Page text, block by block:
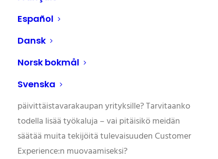
Español
Dansk
Norsk bokmål
Svenska
edessä. Vuoteen 2030 mennessä uudet
odotukset ja globaalit ostokäyttäytymismallit
muuttavat perusteellisesti tapaa, jolla asiakkaat
mitä tämä tarkoittaa käytännössä suurille
päivittäistavarakaupan yrityksille? Tarvitaanko
todella lisää työkaluja – vai pitäisikö meidän
säätää muita tekijöitä tulevaisuuden Customer
Experience:n muovaamiseksi?